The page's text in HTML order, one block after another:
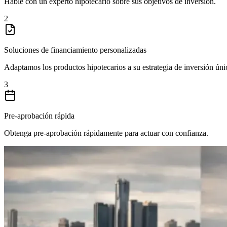
2
Soluciones de financiamiento personalizadas
Adaptamos los productos hipotecarios a su estrategia de inversión
3
Pre-aprobación rápida
Obtenga pre-aprobación rápidamente para actuar con confianza.